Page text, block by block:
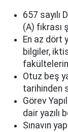
657 sayılı
(A) fıkrası
En az dört
bilgiler,
Otuz beş
tarihinden
Görev
dair yazılı
Sınavın